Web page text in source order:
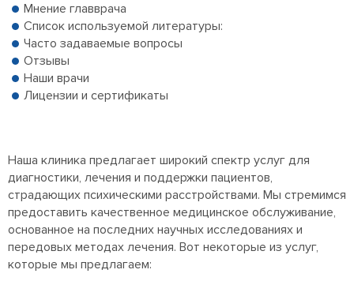
Мнение главврача
Список используемой литературы:
Часто задаваемые вопросы
Отзывы
Наши врачи
Лицензии и сертификаты
Наша клиника предлагает широкий спектр услуг для
диагностики, лечения и поддержки пациентов,
страдающих психическими расстройствами. Мы стремимся
предоставить качественное медицинское обслуживание,
основанное на последних научных исследованиях и
передовых методах лечения. Вот некоторые из услуг,
которые мы предлагаем: